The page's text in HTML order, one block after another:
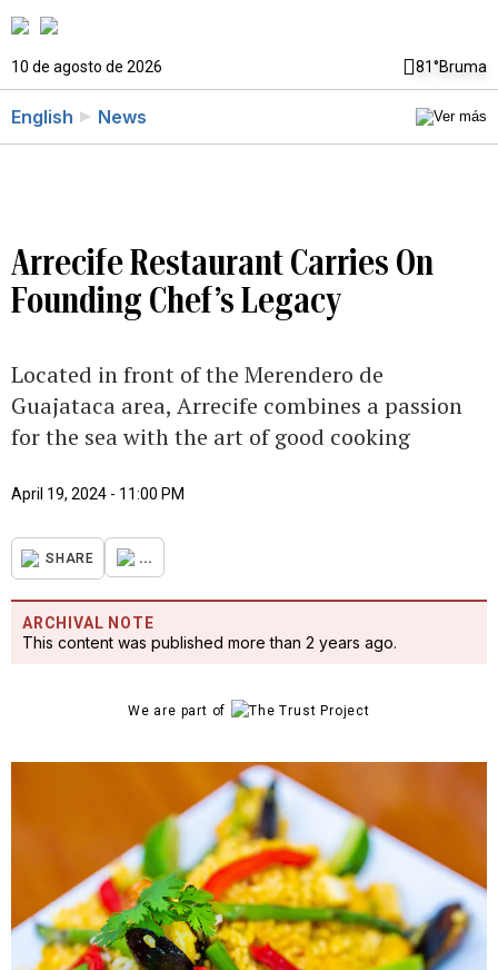
10 de agosto de 2026 81°Bruma
English News
Arrecife Restaurant Carries On
Founding Chef’s Legacy
Located in front of the Merendero de
Guajataca area, Arrecife combines a passion
for the sea with the art of good cooking
April 19, 2024 - 11:00 PM
SHARE ...
ARCHIVAL NOTE
This content was published more than 2 years ago.
We are part of